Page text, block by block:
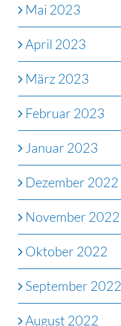
Mai 2023
April 2023
März 2023
Februar 2023
Januar 2023
Dezember 2022
November 2022
Oktober 2022
September 2022
August 2022